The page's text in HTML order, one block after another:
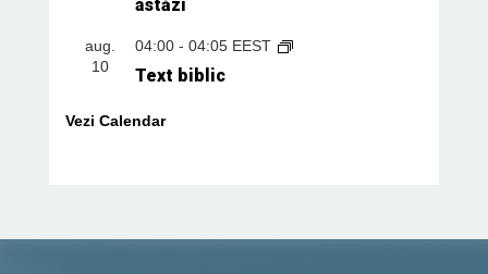
astăzi
aug.
10
04:00- 04:05 EEST
Text biblic
Vezi Calendar